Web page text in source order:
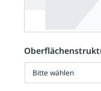
Bitte wählen